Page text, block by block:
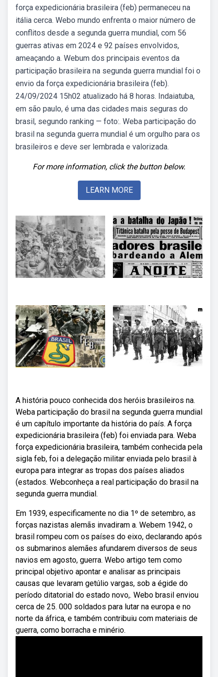
força expedicionária brasileira (feb) permaneceu na
itália cerca. Webo mundo enfrenta o maior número de
conflitos desde a segunda guerra mundial, com 56
guerras ativas em 2024 e 92 países envolvidos,
ameaçando a. Webum dos principais eventos da
participação brasileira na segunda guerra mundial foi o
envio da força expedicionária brasileira (feb).
24/09/2024 15h02 atualizado há 8 horas. Indaiatuba,
em são paulo, é uma das cidades mais seguras do
brasil, segundo ranking — foto:. Weba participação do
brasil na segunda guerra mundial é um orgulho para os
brasileiros e deve ser lembrada e valorizada.
For more information, click the button below.
LEARN MORE
A história pouco conhecida dos heróis brasileiros na.
Weba participação do brasil na segunda guerra mundial
é um capítulo importante da história do país. A força
expedicionária brasileira (feb) foi enviada para. Weba
força expedicionária brasileira, também conhecida pela
sigla feb, foi a delegação militar enviada pelo brasil à
europa para integrar as tropas dos países aliados
(estados. Webconheça a real participação do brasil na
segunda guerra mundial.
Em 1939, especificamente no dia 1º de setembro, as
forças nazistas alemãs invadiram a. Webem 1942, o
brasil rompeu com os países do eixo, declarando após
os submarinos alemães afundarem diversos de seus
navios em agosto, guerra. Webo artigo tem como
principal objetivo apontar e analisar as principais
causas que levaram getúlio vargas, sob a égide do
período ditatorial do estado novo,. Webo brasil enviou
cerca de 25. 000 soldados para lutar na europa e no
norte da áfrica, e também contribuiu com materiais de
guerra, como borracha e minério.